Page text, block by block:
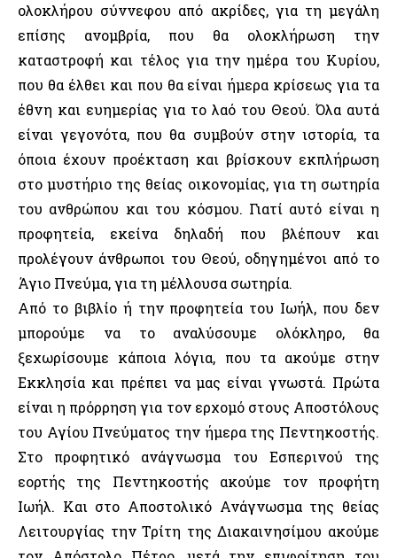
ολοκλήρου σύννεφου από ακρίδες, για τη μεγάλη
επίσης ανομβρία, που θα ολοκλήρωση την
καταστροφή και τέλος για την ημέρα του Κυρίου,
που θα έλθει και που θα είναι ήμερα κρίσεως για τα
έθνη και ευημερίας για το λαό του Θεού. Όλα αυτά
είναι γεγονότα, που θα συμβούν στην ιστορία, τα
όποια έχουν προέκταση και βρίσκουν εκπλήρωση
στο μυστήριο της θείας οικονομίας, για τη σωτηρία
του ανθρώπου και του κόσμου. Γιατί αυτό είναι η
προφητεία, εκείνα δηλαδή που βλέπουν και
προλέγουν άνθρωποι του Θεού, οδηγημένοι από το
Άγιο Πνεύμα, για τη μέλλουσα σωτηρία.
Από το βιβλίο ή την προφητεία του Ιωήλ, που δεν
μπορούμε να το αναλύσουμε ολόκληρο, θα
ξεχωρίσουμε κάποια λόγια, που τα ακούμε στην
Εκκλησία και πρέπει να μας είναι γνωστά. Πρώτα
είναι η πρόρρηση για τον ερχομό στους Αποστόλους
του Αγίου Πνεύματος την ήμερα της Πεντηκοστής.
Στο προφητικό ανάγνωσμα του Εσπερινού της
εορτής της Πεντηκοστής ακούμε τον προφήτη
Ιωήλ. Και στο Αποστολικό Ανάγνωσμα της θείας
Λειτουργίας την Τρίτη της Διακαινησίμου ακούμε